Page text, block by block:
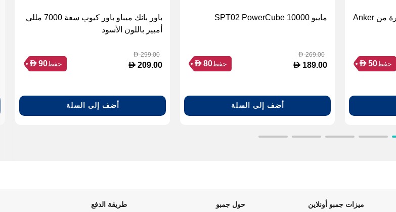
حامل هاتف مغناطيسي للسيارة من Anker
حفظ D 50
مايبو SPT02 PowerCube 10000
D269.00
D 189.00 حفظ D 80
أضف إلى السلة
باور بانك ميباو باور كيوب سعة 7000 مللي
أمبير باللون الأسود
D299.00
D 209.00 حفظ D 90
أضف إلى السلة
ميزات جمبو أونلاين حول جمبو طريقة الدفع